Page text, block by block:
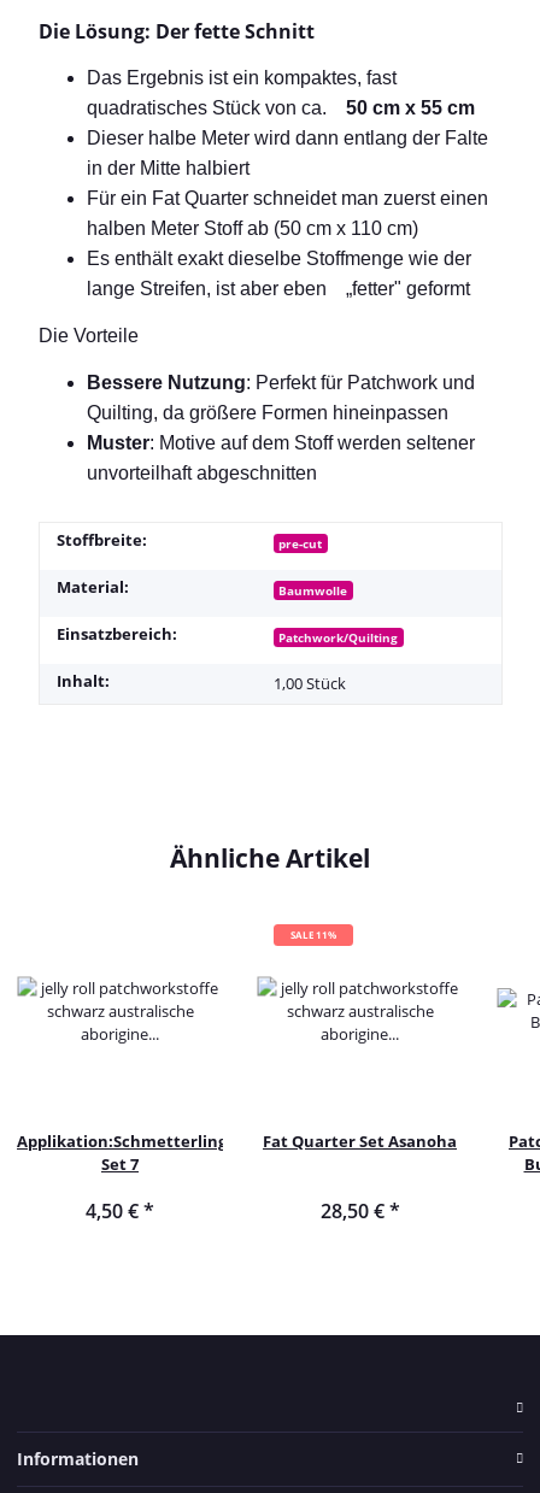
Die Lösung: Der fette Schnitt
Das Ergebnis ist ein kompaktes, fast
quadratisches Stück von ca. 50 cm x 55 cm
Dieser halbe Meter wird dann entlang der Falte
in der Mitte halbiert
Für ein Fat Quarter schneidet man zuerst einen
halben Meter Stoff ab (50 cm x 110 cm)
Es enthält exakt dieselbe Stoffmenge wie der
lange Streifen, ist aber eben „fetter" geformt
Die Vorteile
Bessere Nutzung: Perfekt für Patchwork und
Quilting, da größere Formen hineinpassen
Muster: Motive auf dem Stoff werden seltener
unvorteilhaft abgeschnitten
Stoffbreite: pre-cut
Material: Baumwolle
Einsatzbereich: Patchwork/Quilting
Inhalt: 1,00 Stück
Ähnliche Artikel
Applikation:Schmetterlinge
Set 7
4,50 €*
SALE 11%
Fat Quarter Set Asanoha
28,50 €*
Informationen